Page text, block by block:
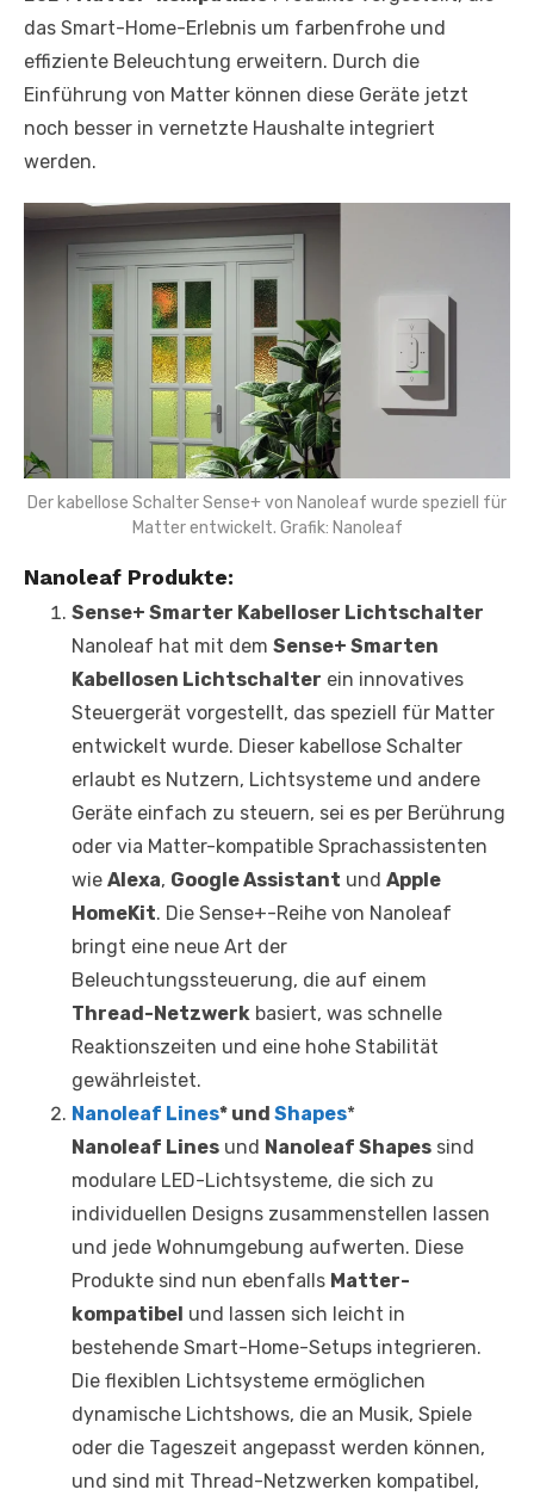
das Smart-Home-Erlebnis um farbenfrohe und
effiziente Beleuchtung erweitern. Durch die
Einführung von Matter können diese Geräte jetzt
noch besser in vernetzte Haushalte integriert
werden.
Der kabellose Schalter Sense+ von Nanoleaf wurde speziell für
Matter entwickelt. Grafik: Nanoleaf
Nanoleaf Produkte:
Sense+ Smarter Kabelloser Lichtschalter
Nanoleaf hat mit dem Sense+ Smarten
Kabellosen Lichtschalter ein innovatives
Steuergerät vorgestellt, das speziell für Matter
entwickelt wurde. Dieser kabellose Schalter
erlaubt es Nutzern, Lichtsysteme und andere
Geräte einfach zu steuern, sei es per Berührung
oder via Matter-kompatible Sprachassistenten
wie Alexa, Google Assistant und Apple
HomeKit. Die Sense+-Reihe von Nanoleaf
bringt eine neue Art der
Beleuchtungssteuerung, die auf einem
Thread-Netzwerk basiert, was schnelle
Reaktionszeiten und eine hohe Stabilität
gewährleistet.
Nanoleaf Lines* und Shapes*
Nanoleaf Lines und Nanoleaf Shapes sind
modulare LED-Lichtsysteme, die sich zu
individuellen Designs zusammenstellen lassen
und jede Wohnumgebung aufwerten. Diese
Produkte sind nun ebenfalls Matter-
kompatibel und lassen sich leicht in
bestehende Smart-Home-Setups integrieren.
Die flexiblen Lichtsysteme ermöglichen
dynamische Lichtshows, die an Musik, Spiele
oder die Tageszeit angepasst werden können,
und sind mit Thread-Netzwerken kompatibel,